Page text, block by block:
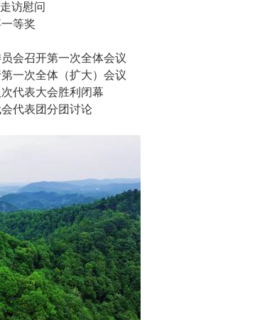
访慰问
等奖
会召开第一次全体会议
一次全体（扩大）会议
代表大会胜利闭幕
代表团分团讨论